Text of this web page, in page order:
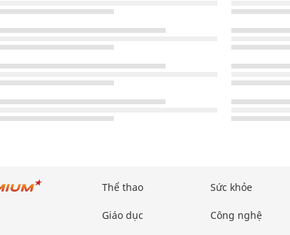
Thể thao
Giáo dục
Sức khỏe
Công nghệ